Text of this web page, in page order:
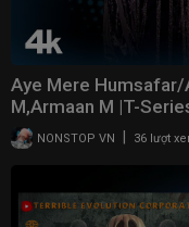
Aye Mere
M,Armaan M |T-
NONSTOP VN 36 lượt